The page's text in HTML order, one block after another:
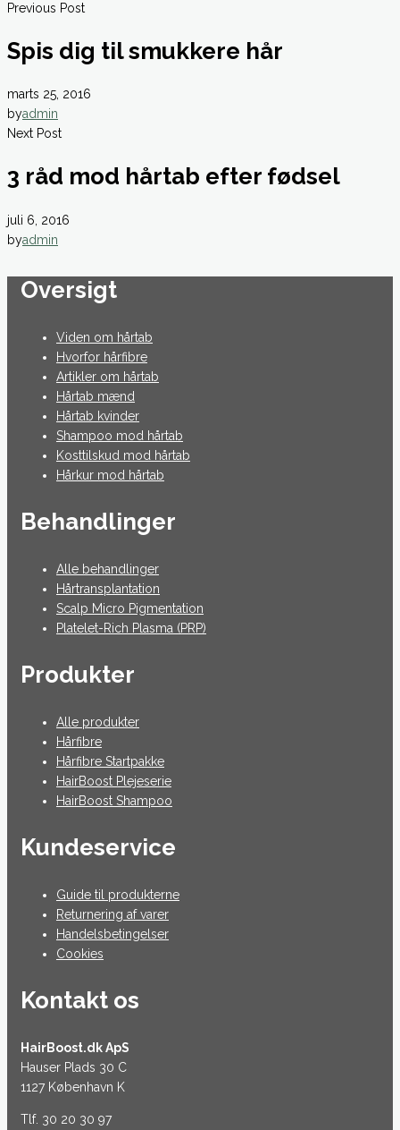
Previous Post
Spis dig til smukkere hår
marts 25, 2016
byadmin
Next Post
3 råd mod hårtab efter fødsel
juli 6, 2016
byadmin
Oversigt
Viden om hårtab
Hvorfor hårfibre
Artikler om hårtab
Hårtab mænd
Hårtab kvinder
Shampoo mod hårtab
Kosttilskud mod hårtab
Hårkur mod hårtab
Behandlinger
Alle behandlinger
Hårtransplantation
Scalp Micro Pigmentation
Platelet-Rich Plasma (PRP)
Produkter
Alle produkter
Hårfibre
Hårfibre Startpakke
HairBoost Plejeserie
HairBoost Shampoo
Kundeservice
Guide til produkterne
Returnering af varer
Handelsbetingelser
Cookies
Kontakt os
HairBoost.dk ApS
Hauser Plads 30 C
1127 København K
Tlf. 30 20 30 97